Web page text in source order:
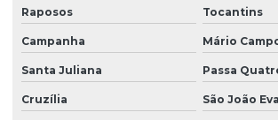
Plantio de grama em aeroportos
Plantio de grama em aeroportos em sp
Plantio de grama com areia
Plantio de grama em bahia
Raposos Tocantins
Campanha Mário
Santa Juliana Passa
Cruzília São João